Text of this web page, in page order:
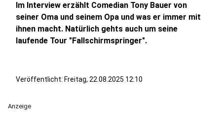
Im Interview erzählt Comedian Tony Bauer von
seiner Oma und seinem Opa und was er immer mit
ihnen macht. Natürlich gehts auch um seine
laufende Tour "Fallschirmspringer".
Veröffentlicht: Freitag, 22.08.2025 12:10
Anzeige